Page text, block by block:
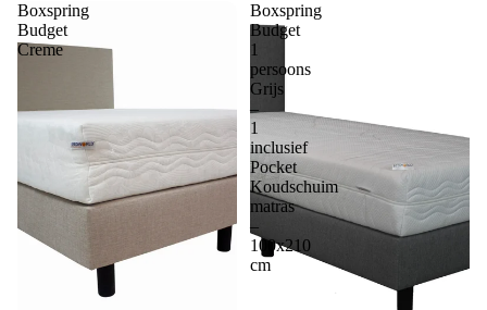
Boxspring
Budget
Creme
Boxspring
Budget
1
persoons
Grijs
–
1
inclusief
Pocket
Koudschuim
matras
–
100x210
cm